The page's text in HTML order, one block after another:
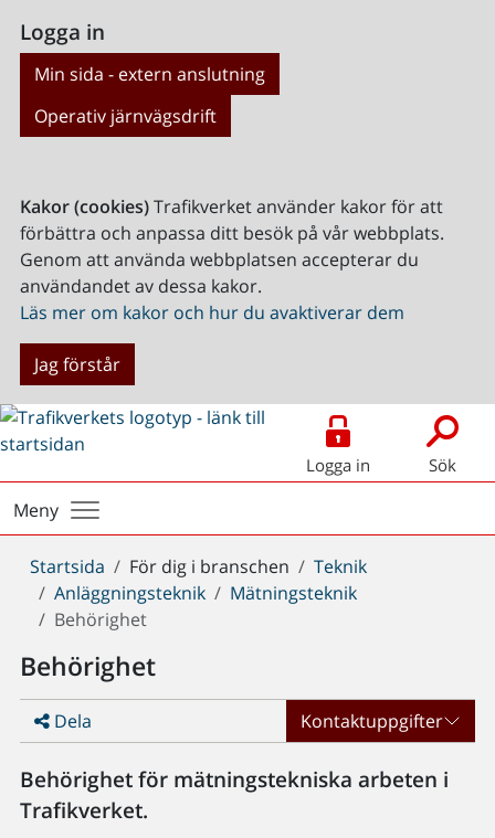
Logga in
Min sida - extern anslutning
Operativ järnvägsdrift
Kakor (cookies)Trafikverket använder kakor för att
förbättra och anpassa ditt besök på vår webbplats.
Genom att använda webbplatsen accepterar du
användandet av dessa kakor.
Läs mer om kakor och hur du avaktiverar dem
Jag förstår
Logga in Sök
Meny
Du
är
här:
Startsida För dig i branschen
Teknik
Anläggningsteknik
Mätningsteknik
Behörighet
Behörighet
Dela Kontaktuppgifter
Behörighet för mätningstekniska arbeten i
Trafikverket.